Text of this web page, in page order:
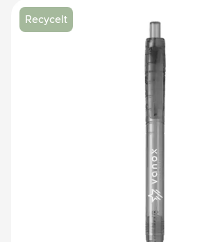
Recycelt
Hauptbild
Klicken Sie, um das Bild im